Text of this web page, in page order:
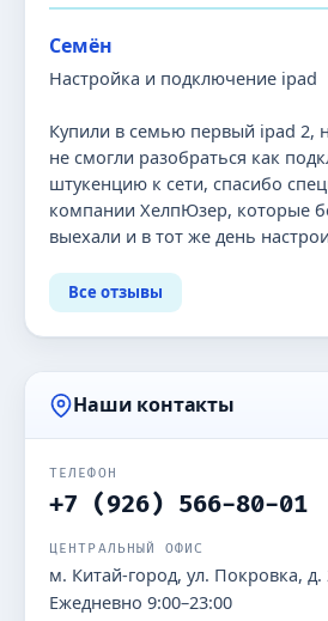
Семён
Настройка и подключение ipad
Купили в семью первый ipad 2,
не смогли разобраться как
штукенцию к сети, спасибо
компании ХелпЮзер, которые
выехали и в тот же день
Все отзывы
Наши контакты
ТЕЛЕФОН
+7 (926) 566-80-01
ЦЕНТРАЛЬНЫЙ ОФИС
м. Китай-город, ул. Покровка,
Ежедневно 9:00–23:00